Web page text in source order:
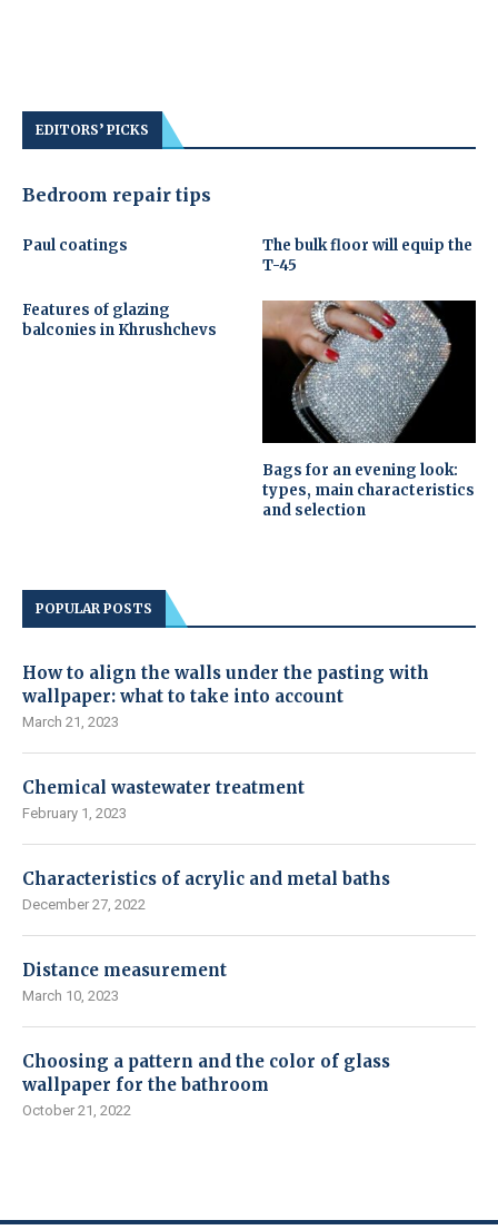
EDITORS’ PICKS
Bedroom repair tips
Paul coatings
The bulk floor will equip the
T-45
Features of glazing
balconies in Khrushchevs
Bags for an evening look:
types, main characteristics
and selection
POPULAR POSTS
How to align the walls under the pasting with
wallpaper: what to take into account
March 21, 2023
Chemical wastewater treatment
February 1, 2023
Characteristics of acrylic and metal baths
December 27, 2022
Distance measurement
March 10, 2023
Choosing a pattern and the color of glass
wallpaper for the bathroom
October 21, 2022